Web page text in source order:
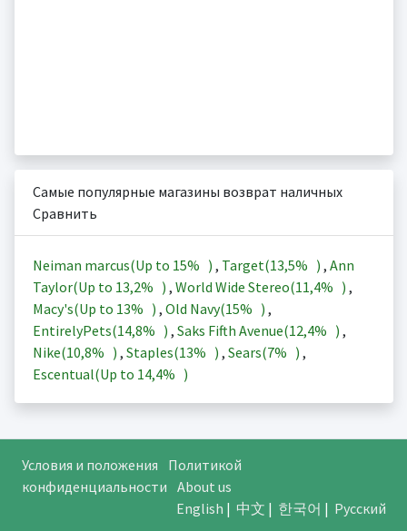
Самые популярные магазины возврат наличных
Сравнить
Neiman marcus(Up to 15% ) , Target(13,5% ) , Ann
Taylor(Up to 13,2% ) , World Wide Stereo(11,4% ) ,
Macy's(Up to 13% ) , Old Navy(15% ) ,
EntirelyPets(14,8% ) , Saks Fifth Avenue(12,4% ) ,
Nike(10,8% ) , Staples(13% ) , Sears(7% ) ,
Escentual(Up to 14,4% )
Условия и положения
Политикой
конфиденциальности About us
English | 中文 | 한국어 | Русский